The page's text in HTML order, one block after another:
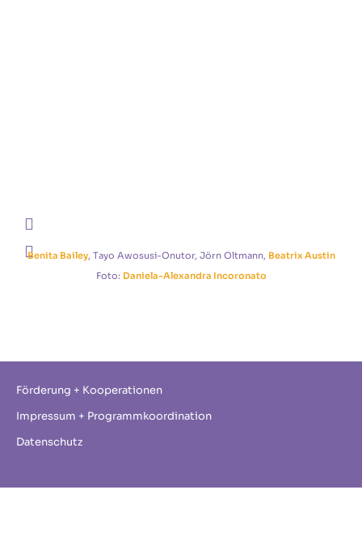
Benita Bailey, Tayo Awosusi-Onutor, Jörn Oltmann, Beatrix Austin
Foto: Daniela-Alexandra Incoronato
Förderung + Kooperationen
Impressum + Programmkoordination
Datenschutz